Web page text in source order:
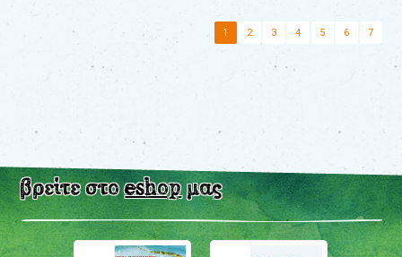
1 2 3 4 5 6 7
βρείτε στοeshopμας